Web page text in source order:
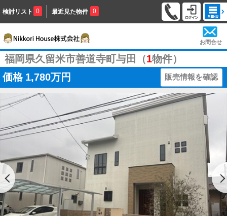
検討リスト 0 最近見た物件 0
お問合せ
福岡県久留米市善道寺町与田（1物件）
価格 1,780万円 販売情報を確認